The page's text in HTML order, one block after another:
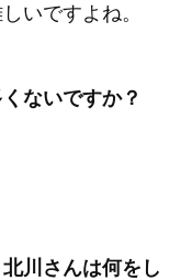
いですよね。
ないですか？
川さんは何をし